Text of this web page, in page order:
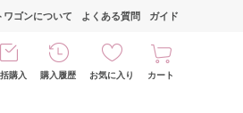
ワゴンについて よくある質問 ガイド
購入 購入履歴 お気に入り カート